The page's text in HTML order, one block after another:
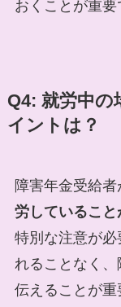
おくことが重要
Q4: 就労中の
イントは？
障害年金受給
労していること
特別な注意が必
れることなく
伝えることが重